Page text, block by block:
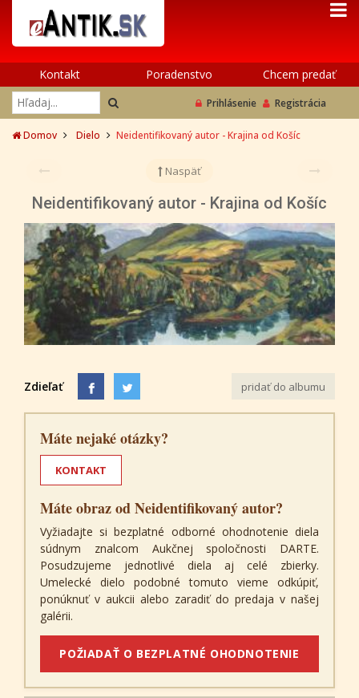
Kontakt Poradenstvo Chcem predať
Prihlásenie Registrácia
Domov Dielo Neidentifikovaný autor - Krajina od Košíc
Naspäť
Neidentifikovaný autor - Krajina od Košíc
Zdieľať pridať do albumu
Máte nejaké otázky?
KONTAKT
Máte obraz od Neidentifikovaný autor?
Vyžiadajte si bezplatné odborné ohodnotenie diela
súdnym znalcom Aukčnej spoločnosti DARTE.
Posudzujeme jednotlivé diela aj celé zbierky.
Umelecké dielo podobné tomuto vieme odkúpiť,
ponúknuť v aukcii alebo zaradiť do predaja v našej
galérii.
POŽIADAŤ O BEZPLATNÉ OHODNOTENIE